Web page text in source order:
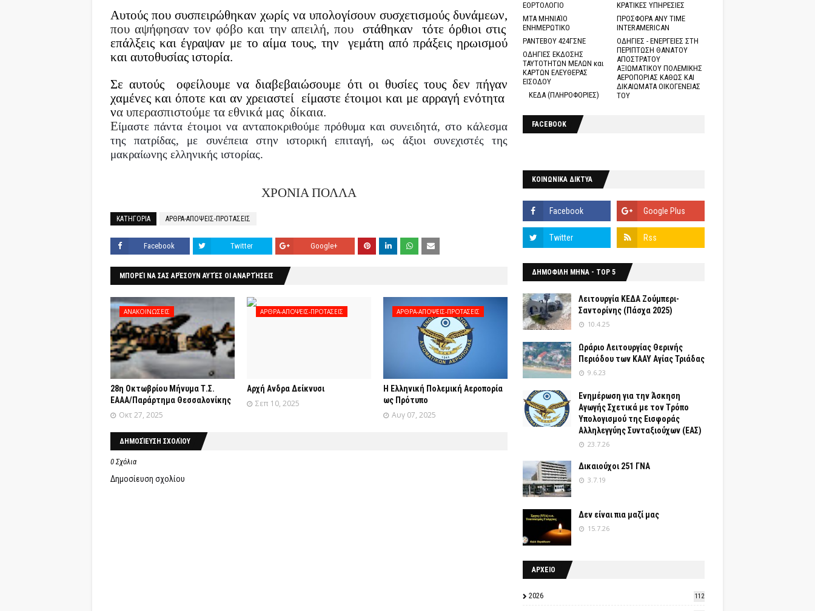
Αυτούς που συσπειρώθηκαν χωρίς να υπολογίσουν συσχετισμούς δυνάμεων,
που αψήφησαν τον φόβο και την απειλή, που
στάθηκαν
τότε όρθιοι στις
επάλξεις και έγραψαν με το αίμα τους, την
γεμάτη από πράξεις ηρωισμού
και αυτοθυσίας ιστορία.
Σε αυτούς
οφείλουμε να διαβεβαιώσουμε ότι οι θυσίες τους δεν πήγαν
χαμένες και όποτε και αν χρειαστεί είμαστε έτοιμοι και με αρραγή ενότητα
να υπερασπιστούμε τα εθνικά μας δίκαια.
Είμαστε πάντα έτοιμοι να ανταποκριθούμε πρόθυμα και συνειδητά, στο κάλεσμα
της πατρίδας, με συνέπεια στην ιστορική επιταγή, ως άξιοι συνεχιστές της
μακραίωνης ελληνικής ιστορίας.
ΧΡΟΝΙΑ ΠΟΛΛΑ
ΚΑΤΗΓΟΡΙΑ ΑΡΘΡΑ-ΑΠΟΨΕΙΣ-ΠΡΟΤΑΣΕΙΣ
Facebook Twitter Google+
ΜΠΟΡΕΊ ΝΑ ΣΑΣ ΑΡΈΣΟΥΝ ΑΥΤΈΣ ΟΙ ΑΝΑΡΤΉΣΕΙΣ
ΑΝΑΚΟΙΝΩΣΕΙΣ
28η Οκτωβρίου Μήνυμα Τ.Σ.
ΕΑΑΑ/Παράρτημα Θεσσαλονίκης
Οκτ 27, 2025
ΑΡΘΡΑ-ΑΠΟΨΕΙΣ-ΠΡΟΤΑΣΕΙΣ
Αρχή Ανδρα Δείκνυσι
Σεπ 10, 2025
ΑΡΘΡΑ-ΑΠΟΨΕΙΣ-ΠΡΟΤΑΣΕΙΣ
Η Ελληνική Πολεμική Αεροπορία
ως Πρότυπο
Αυγ 07, 2025
ΔΗΜΟΣΊΕΥΣΗ ΣΧΟΛΊΟΥ
0 Σχόλια
Δημοσίευση σχολίου
ΕΟΡΤΟΛΟΓΙΟ
ΚΡΑΤΙΚΕΣ ΥΠΗΡΕΣΙΕΣ
ΜΤΑ ΜΗΝΙΑΊΟ
ΕΝΗΜΕΡΩΤΙΚΟ
ΠΡΟΣΦΟΡΑ ANY TIME
INTERAMERICAN
ΡΑΝΤΕΒΟΥ 424ΓΣΝΕ
ΟΔΗΓΙΕΣ - ΕΝΕΡΓΕΙΕΣ ΣΤΗ
ΠΕΡΙΠΤΩΣΗ ΘΑΝΑΤΟΥ
ΑΠΟΣΤΡΑΤΟΥ
ΑΞΙΩΜΑΤΙΚΟΥ ΠΟΛΕΜΙΚΗΣ
ΑΕΡΟΠΟΡΙΑΣ ΚΑΘΩΣ ΚΑΙ
ΔΙΚΑΙΩΜΑΤΑ ΟΙΚΟΓΕΝΕΙΑΣ
ΤΟΥ
ΟΔΗΓΙΕΣ ΕΚΔΟΣΗΣ
ΤΑΥΤΟΤΗΤΩΝ ΜΕΛΩΝ και
ΚΑΡΤΩΝ ΕΛΕΥΘΕΡΑΣ
ΕΙΣΟΔΟΥ
ΚΕΔΑ (ΠΛΗΡΟΦΟΡΙΕΣ)
FACEBOOK
ΚΟΙΝΩΝΙΚΑ ΔΙΚΤΥΑ
ΔΗΜΟΦΙΛΗ ΜΗΝΑ - TOP 5
Λειτουργία ΚΕΔΑ Ζούμπερι-
Σαντορίνης (Πάσχα 2025)
10.4.25
Ωράριο Λειτουργίας Θερινής
Περιόδου των ΚΑΑΥ Αγίας Τριάδας
9.6.23
Ενημέρωση για την Άσκηση
Αγωγής Σχετικά με τον Tρόπο
Yπολογισμού της Εισφοράς
Αλληλεγγύης Συνταξιούχων (ΕΑΣ)
23.7.26
Δικαιούχοι 251 ΓΝΑ
3.7.19
Δεν είναι πια μαζί μας
15.7.26
ΑΡΧΕΙΟ
2026 112